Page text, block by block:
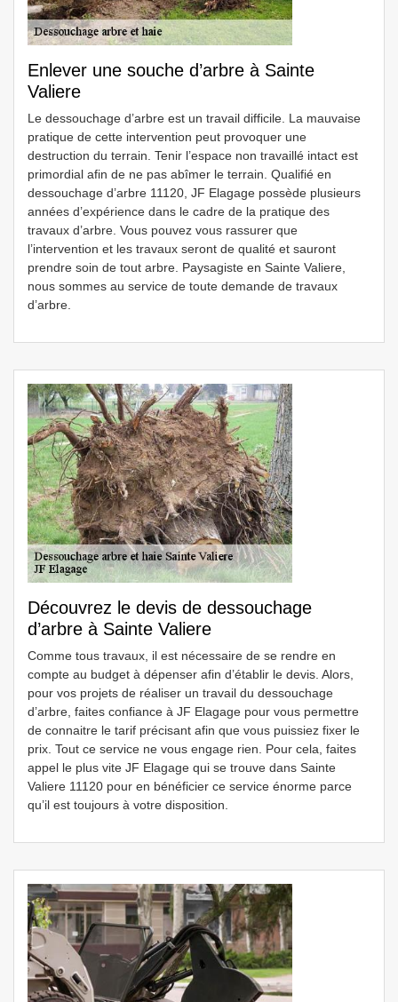
Enlever une souche d’arbre à Sainte
Valiere
Le dessouchage d’arbre est un travail difficile. La mauvaise
pratique de cette intervention peut provoquer une
destruction du terrain. Tenir l’espace non travaillé intact est
primordial afin de ne pas abîmer le terrain. Qualifié en
dessouchage d’arbre 11120, JF Elagage possède plusieurs
années d’expérience dans le cadre de la pratique des
travaux d’arbre. Vous pouvez vous rassurer que
l’intervention et les travaux seront de qualité et sauront
prendre soin de tout arbre. Paysagiste en Sainte Valiere,
nous sommes au service de toute demande de travaux
d’arbre.
Découvrez le devis de dessouchage
d’arbre à Sainte Valiere
Comme tous travaux, il est nécessaire de se rendre en
compte au budget à dépenser afin d’établir le devis. Alors,
pour vos projets de réaliser un travail du dessouchage
d’arbre, faites confiance à JF Elagage pour vous permettre
de connaitre le tarif précisant afin que vous puissiez fixer le
prix. Tout ce service ne vous engage rien. Pour cela, faites
appel le plus vite JF Elagage qui se trouve dans Sainte
Valiere 11120 pour en bénéficier ce service énorme parce
qu’il est toujours à votre disposition.